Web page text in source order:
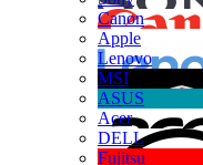
Canon
Apple
Lenovo
MSI
ASUS
Acer
DELL
Fujitsu